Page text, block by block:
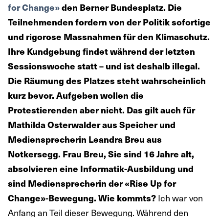
for Change»den Berner Bundesplatz. Die
Teilnehmenden fordern von der Politik sofortige
und rigorose Massnahmen für den Klimaschutz.
Ihre Kundgebung findet während der letzten
Sessionswoche statt – und ist deshalb illegal.
Die Räumung des Platzes steht wahrscheinlich
kurz bevor. Aufgeben wollen die
Protestierenden aber nicht. Das gilt auch für
Mathilda Osterwalder aus Speicher und
Mediensprecherin Leandra Breu aus
Notkersegg. Frau Breu, Sie sind 16 Jahre alt,
absolvieren eine Informatik-Ausbildung und
sind Mediensprecherin der «Rise Up for
Change»-Bewegung. Wie kommts? Ich war von
Anfang an Teil dieser Bewegung. Während den